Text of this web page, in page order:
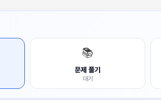
📚
문제 풀기
대기